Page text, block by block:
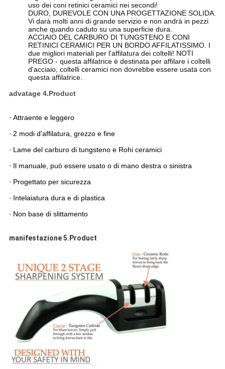
uso dei coni retinici ceramici nei secondi!
DURO, DUREVOLE CON UNA PROGETTAZIONE SOLIDA.
Vi darà molti anni di grande servizio e non andrà in pezzi
anche quando caduto su una superficie dura.
ACCIAIO DEL CARBURO DI TUNGSTENO E CONI
RETINICI CERAMICI PER UN BORDO AFFILATISSIMO. I
due migliori materiali per l'affilatura dei coltelli! NOTI
PREGO - questa affilatrice è destinata per affilare i coltelli
d'acciaio, coltelli ceramici non dovrebbe essere usata con
questa affilatrice.
advatage 4.Product
- Attraente e leggero
- 2 modi d'affilatura, grezzo e fine
- Lame del carburo di tungsteno e Rohi ceramici
- Il manuale, può essere usato o di mano destra o sinistra
- Progettato per sicurezza
- Intelaiatura dura e di plastica
- Non base di slittamento
manifestazione 5.Product